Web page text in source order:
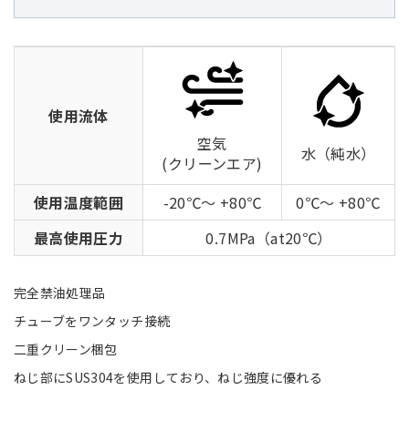
使用流体
空気
(クリーンエア)
水（純水）
使用温度範囲 -20℃～ +80℃
0℃～ +80℃
最高使用圧力
0.7MPa（at20℃）
完全禁油処理品
チューブをワンタッチ接続
二重クリーン梱包
ねじ部にSUS304を使用しており、ねじ強度に優れる